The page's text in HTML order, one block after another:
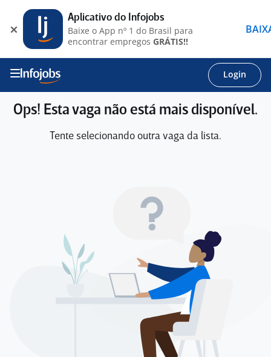
Login
Ops! Esta vaga não está mais disponível.
Tente selecionando outra vaga da lista.
Aplicativo do Infojobs
Baixe o App nº 1 do Brasil para
encontrar empregos GRÁTIS!!